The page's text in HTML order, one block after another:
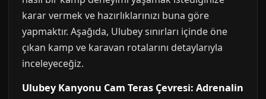
karar vermek ve hazırlıklarınızı buna göre
yapmaktır. Aşağıda, Ulubey sınırları içinde öne
çıkan kamp ve karavan rotalarını detaylarıyla
inceleyeceğiz.
Ulubey Kanyonu Cam Teras Çevresi: Adrenalin